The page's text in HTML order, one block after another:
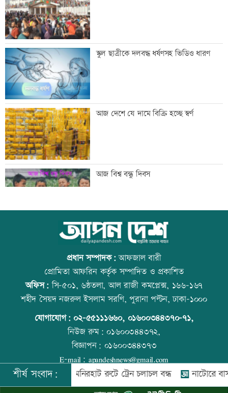
যুক্তরাষ্ট্রে এক মাসে ৫১ হাজার অভিবাসী
গ্রেফতার
কালীগঞ্জের সেন্ট নিকোলাস চার্চ: ঐতিহ্য ও
সম্প্রীতির প্রতীক
‘শিশুদের সুস্থ বিকাশে নিয়মিত স্বাস্থ্য পরীক্ষা
গুরুত্বপূর্ণ’
মেসিকে বোমা মেরে উড়িয়ে দেয়ার হুমকি
ব্যাংক এশিয়াতে নিয়োগ বিজ্ঞপ্তি
‘শেখ হাসিনার রাজনৈতিক তৎপরতার দায়
ভারত এড়াতে পারে না’
স্কুল ছাত্রীকে দলবদ্ধ ধর্ষণসহ ভিডিও ধারণ
আজ দেশে যে দামে বিক্রি হচ্ছে স্বর্ণ
আজ বিশ্ব বন্ধু দিবস
উত্থান-পতনের বাজারে আজ স্বর্ণের ভরি কত
কোরআন-হাদিসে নামাজ না পড়ার শাস্তি
আজ স্বর্ণ-রুপা যে দামে বিক্রি হচ্ছে
প্রধান সম্পাদক:আফজাল বারী
প্রোমিতা আফরিন কর্তৃক সম্পাদিত ও প্রকাশিত
অফিস:সি-৫০১, ৬ষ্ঠতলা, আল রাজী কমপ্লেক্স, ১৬৬-১৬৭
শহীদ সৈয়দ নজরুল ইসলাম সরণি, পুরানা পল্টন, ঢাকা-১০০০
যোগাযোগ: ০২-৫৫১১১৬৬০, ০১৬০০৩৪৪৩৭০-৭১,
নিউজ রুম:০১৬০০৩৪৪৩৭২,
বিজ্ঞাপন: ০১৬০০৩৪৪৩৭৩
E-mail: apandeshnews@gmail.com
©২০২৬ |আপন দেশ ডটকমকর্তৃক সর্বসত্ব ® সংরক্ষিত | উন্নয়নে
শীর্ষ সংবাদ:
রংপুর-লালমনিরহাট রুটে ট্রেন চলাচল বন্ধ নাটোরে বাস-